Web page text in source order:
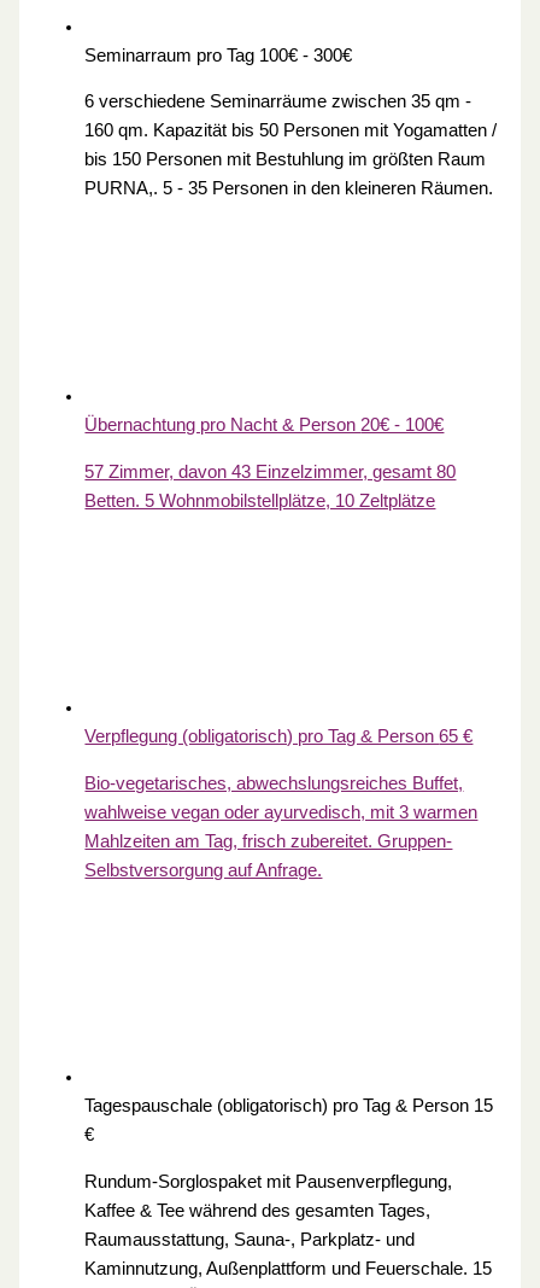
Seminarraum pro Tag 100€ - 300€
6 verschiedene Seminarräume zwischen 35 qm -
160 qm. Kapazität bis 50 Personen mit Yogamatten /
bis 150 Personen mit Bestuhlung im größten Raum
PURNA,. 5 - 35 Personen in den kleineren Räumen.
Übernachtung pro Nacht & Person 20€ - 100€
57 Zimmer, davon 43 Einzelzimmer, gesamt 80
Betten. 5 Wohnmobilstellplätze, 10 Zeltplätze
Verpflegung (obligatorisch) pro Tag & Person65 €
Bio-vegetarisches, abwechslungsreiches Buffet,
wahlweise vegan oder ayurvedisch, mit 3 warmen
Mahlzeiten am Tag, frisch zubereitet. Gruppen-
Selbstversorgung auf Anfrage.
Tagespauschale (obligatorisch) pro Tag & Person 15
€
Rundum-Sorglospaket mit Pausenverpflegung,
Kaffee & Tee während des gesamten Tages,
Raumausstattung, Sauna-, Parkplatz- und
Kaminnutzung, Außenplattform und Feuerschale. 15